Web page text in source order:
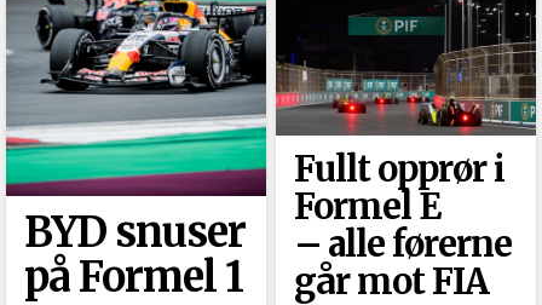
BYD snuser
på Formel 1
Fullt opprør i
Formel E
–⁠ alle førerne
går mot FIA